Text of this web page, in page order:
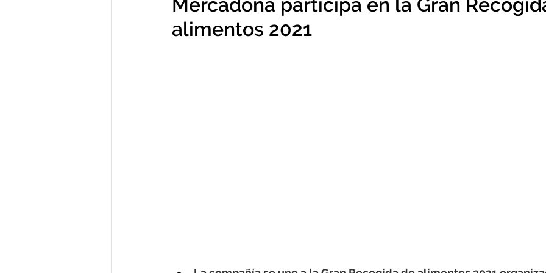
Mercadona participa en la Gran
alimentos 2021